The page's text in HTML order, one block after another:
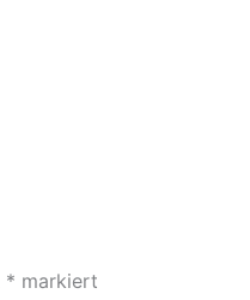
* markiert